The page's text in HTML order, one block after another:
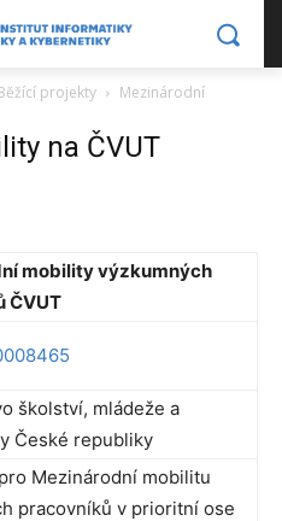
projekty
Mezinárodní
na ČVUT
mobility výzkumných
ČVUT
školství, mládeže a
České republiky
pro Mezinárodní mobilitu
pracovníků v prioritní ose